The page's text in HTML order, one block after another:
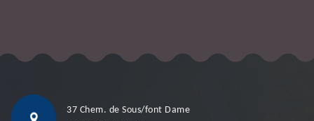
37 Chem. de Sous/font Dame